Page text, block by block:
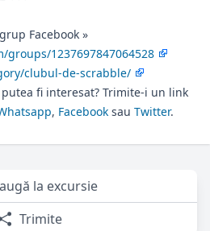
Facebook »
groups/1237697847064528
clubul-de-scrabble/
fi interesat? Trimite-i un link
, Facebook sau Twitter.
la excursie
Trimite